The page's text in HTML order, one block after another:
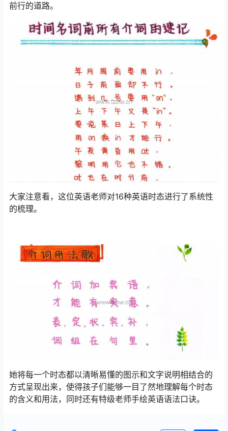
前行的道路。
大家注意看，这位英语老师对16种英语时态进行了系统性
的梳理。
她将每一个时态都以清晰易懂的图示和文字说明相结合的
方式呈现出来，使得孩子们能够一目了然地理解每个时态
的含义和用法，同时还有特级老师手绘英语语法口诀。